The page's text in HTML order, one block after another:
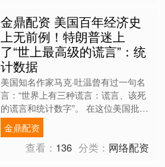
金鼎配资 美国百年经济史
上无前例！特朗普迷上
了“世上最高级的谎言”：统
计数据
美国知名作家马克·吐温曾有过一句名
言：“世界上有三种谎言：谎言、该死
的谎言和统计数字”。 在这位美国批判
现实主义文学的奠基人眼中，世界上最
危险、最高级的谎言，不....
金鼎配资
查看： 136 分类： 网络配资